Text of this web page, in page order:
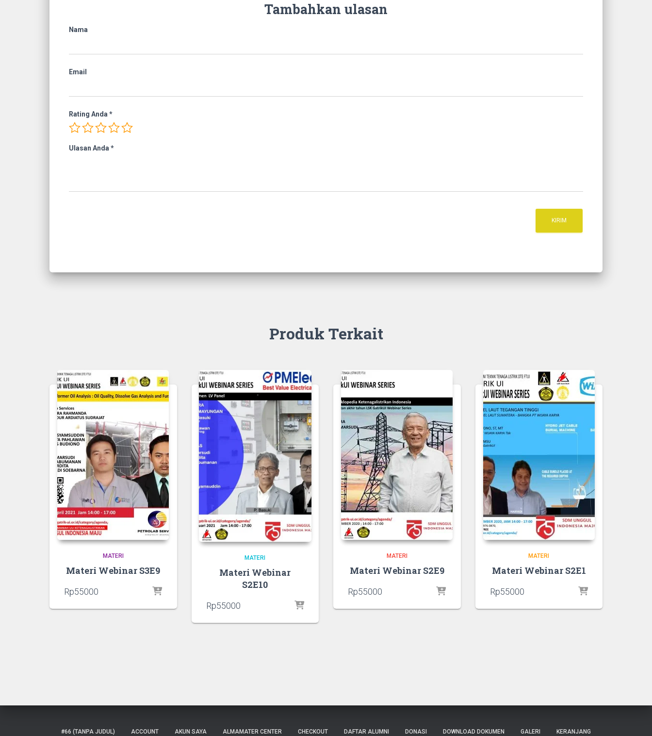
Tambahkan ulasan
Nama
Email
Rating Anda *
Ulasan Anda *
Produk Terkait
MATERI
Materi Webinar S3E9
Rp55000
MATERI
Materi Webinar
S2E10
Rp55000
MATERI
Materi Webinar S2E9
Rp55000
MATERI
Materi Webinar S2E1
Rp55000
#66 (TANPA JUDUL) ACCOUNT AKUN SAYA ALMAMATER CENTER CHECKOUT DAFTAR ALUMNI DONASI DOWNLOAD DOKUMEN GALERI KERANJANG